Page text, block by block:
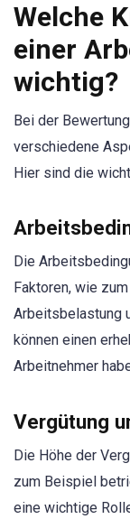
Welche
einer
wichtig?
Bei der
verschiedene
Hier sind die
Die
Faktoren, wie
Arbeitsbelastung
können einen
Arbeitnehmer
Vergütung
Die Höhe der
zum Beispiel
eine wichtige